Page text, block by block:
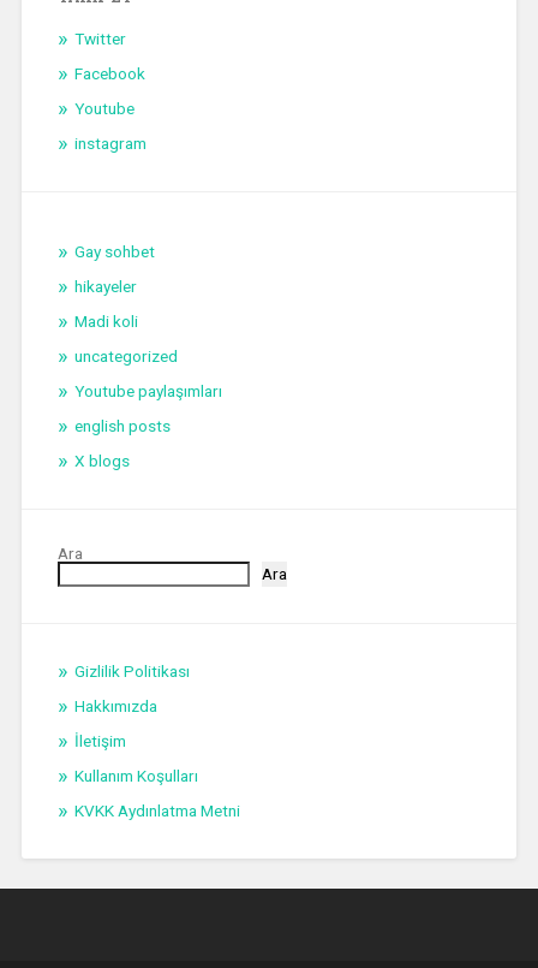
Twitter
Facebook
Youtube
instagram
Gay sohbet
hikayeler
Madi koli
uncategorized
Youtube paylaşımları
english posts
X blogs
Ara
Ara
Gizlilik Politikası
Hakkımızda
İletişim
Kullanım Koşulları
KVKK Aydınlatma Metni